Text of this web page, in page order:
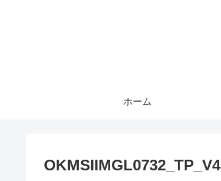
ホーム
OKMSIIMGL0732_TP_V4